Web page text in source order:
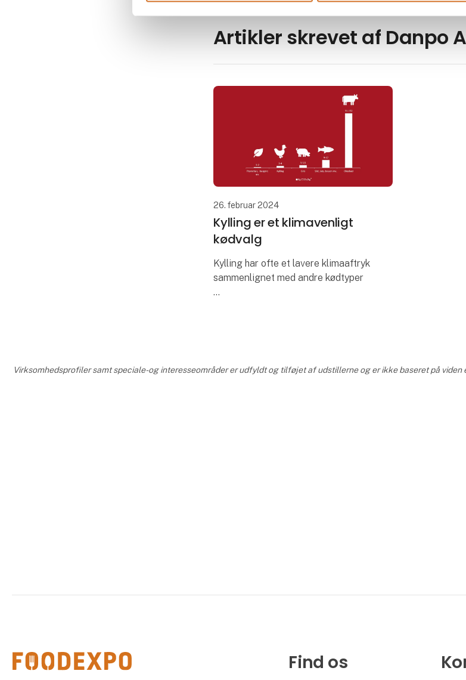
Artikler skrevet af Danpo
26. februar 2024
Kylling er et klimavenligt
kødvalg
Kylling har ofte et lavere klimaaftryk
sammenlignet med andre kødtyper
Virksomhedsprofiler samt speciale- og interesseområder er udfyldt og tilføjet af udstillerne og er ikke baseret på viden
Find os